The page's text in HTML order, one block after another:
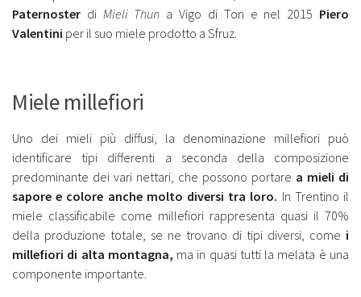
Paternoster di Mieli Thun a Vigo di Ton e nel 2015 Piero
Valentini per il suo miele prodotto a Sfruz.
Miele millefiori
Uno dei mieli più diffusi, la denominazione millefiori può
identificare tipi differenti a seconda della composizione
predominante dei vari nettari, che possono portare a mieli di
sapore e colore anche molto diversi tra loro. In Trentino il
miele classificabile come millefiori rappresenta quasi il 70%
della produzione totale, se ne trovano di tipi diversi, come i
millefiori di alta montagna, ma in quasi tutti la melata è una
componente importante.